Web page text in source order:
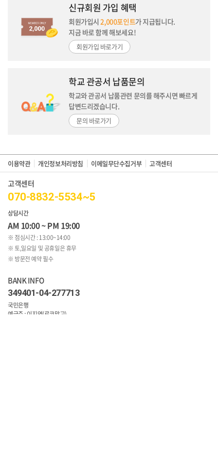
신규회원 가입 혜택
회원가입시2,000포인트가 지급됩니다.
지금 바로 함께 해보세요!
회원가입 바로가기
학교 관공서 납품문의
학교와 관공서 납품관련 문의를 해주시면 빠르게
답변드리겠습니다.
문의 바로가기
이용약관 개인정보처리방침 이메일무단수집거부 고객센터
고객센터
070-8832-5534~5
상담시간
AM 10:00 ~ PM 19:00
※ 점심시간 : 13:00~14:00
※ 토,일요일 및 공휴일은 휴무
※ 방문전 예약 필수
BANK INFO
349401-04-277713
국민은행
예금주 : 이지연(로코망고)